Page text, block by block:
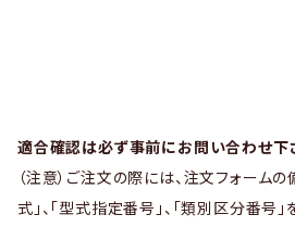
適合確認は必ず事前にお問い合わせ下
（注意）ご注文の際には、注文フォームの
式」、「型式指定番号」、「類別区分番号